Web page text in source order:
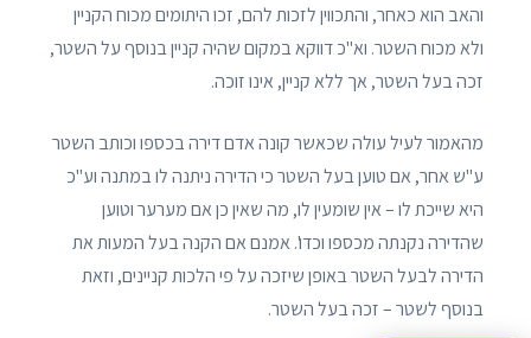
והאב הוא כאחר, והתכווין לזכות להם, זכו היתומים מכוח הקניין
ולא מכוח השטר. וא"כ דווקא במקום שהיה קניין בנוסף על השטר,
זכה בעל השטר, אך ללא קניין, אינו זוכה.
מהאמור לעיל עולה שכאשר קונה אדם דירה בכספו וכותב השטר
ע"ש אחר, אם טוען בעל השטר כי הדירה ניתנה לו במתנה וע"כ
היא שייכת לו – אין שומעין לו, מה שאין כן אם מערער וטוען
שהדירה נקנתה מכספו וכדו'. אמנם אם הקנה בעל המעות את
הדירה לבעל השטר באופן שיזכה על פי הלכות קניינים, וזאת
בנוסף לשטר – זכה בעל השטר.